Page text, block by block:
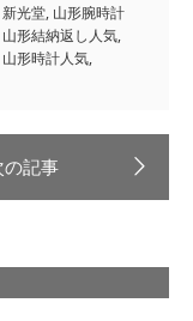
新光堂, 山形腕時計
山形結納返し人気,
山形時計人気,